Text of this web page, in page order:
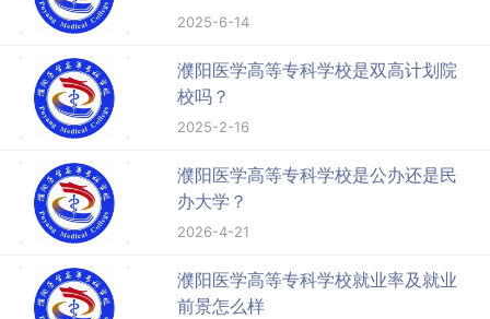
2025-6-14
濮阳医学高等专科学校是双高计划院
校吗？
2025-2-16
濮阳医学高等专科学校是公办还是民
办大学？
2026-4-21
濮阳医学高等专科学校就业率及就业
前景怎么样